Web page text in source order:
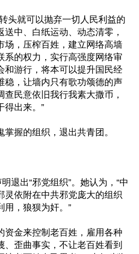
头就可以抛弃一切人民利益的
送中、白纸运动、动态清零，
场，压榨百姓，建立网络高墙
系的权力，实行高强度网络审
和游行，将本可以提升国民经
稳，让墙内只有歌功颂德的声
查民意依旧我行我素大撒币，
得出来。”
握的组织，退出共青团。
退出“邪党组织”。她认为，“中
灵依附在中共邪党庞大的组织
用，狼狈为奸。”
资金来控制老百姓，雇用各种
、歪曲事实，不让老百姓看到